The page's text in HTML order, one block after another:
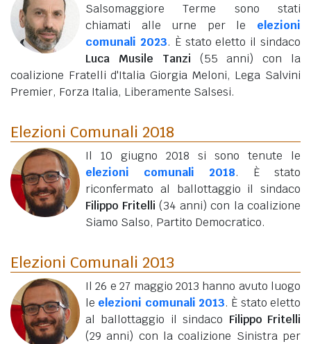
Salsomaggiore Terme sono stati
chiamati alle urne per le elezioni
comunali 2023. È stato eletto il sindaco
Luca Musile Tanzi
(55 anni) con la
coalizione Fratelli d'Italia Giorgia Meloni, Lega Salvini
Premier, Forza Italia, Liberamente Salsesi.
Elezioni Comunali 2018
Il 10 giugno 2018 si sono tenute le
elezioni comunali 2018. È stato
riconfermato al ballottaggio il sindaco
Filippo Fritelli (34 anni) con la coalizione
Siamo Salso, Partito Democratico.
Elezioni Comunali 2013
Il 26 e 27 maggio 2013 hanno avuto luogo
le elezioni comunali 2013. È stato eletto
al ballottaggio il sindaco Filippo Fritelli
(29 anni) con la coalizione Sinistra per